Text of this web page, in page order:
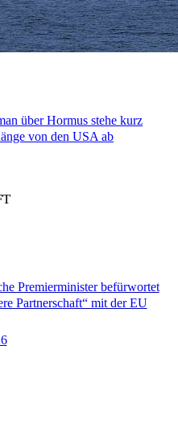
über Hormus stehe kurz
von den USA ab
Premierminister befürwortet
Partnerschaft“ mit der EU